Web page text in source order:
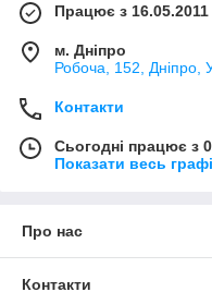
Працює з 16.05.2011
м. Дніпро
Робоча, 152, Дніпро,
Контакти
Сьогодні працює з
Показати весь
Про нас
Контакти